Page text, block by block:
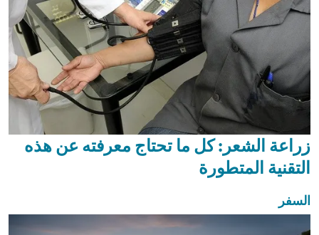
زراعة الشعر: كل ما تحتاج معرفته عن هذه
التقنية المتطورة
السفر